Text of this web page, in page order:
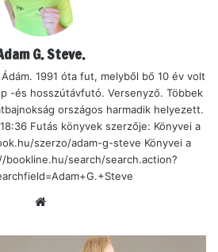
G. Steve.
1991 óta fut, melyből bő 10 év volt
-és hosszútávfutó. Versenyző. Többek
országos harmadik helyezett.
Futás könyvek szerzője: Könyvei a
szerzo/adam-g-steve Könyvei a
bookline.hu/search/search.action?
p